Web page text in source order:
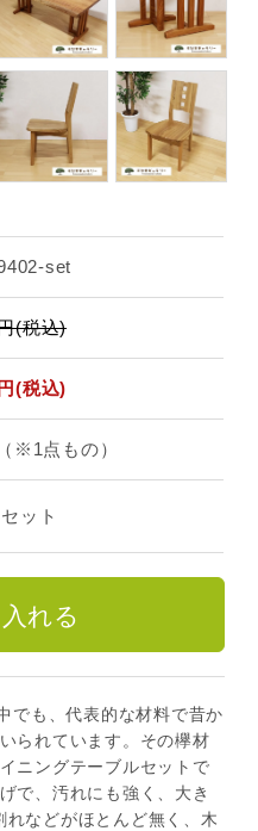
set
(税込)
(税込)
※1点もの）
セット
でも、代表的な材料で昔か
られています。その欅材
ニングテーブルセットで
で、汚れにも強く、大き
などがほとんど無く、木